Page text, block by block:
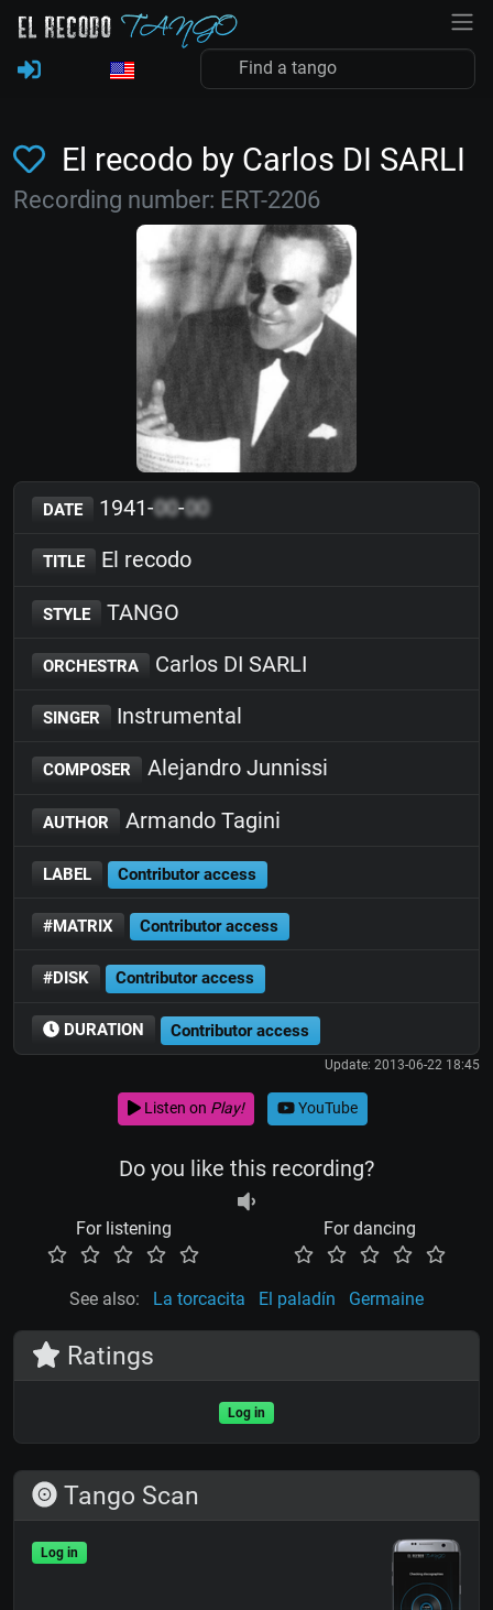
El recodo by Carlos DI SARLI
Recording number: ERT-2206
DATE 1941-00-00
TITLE El recodo
STYLE TANGO
ORCHESTRA Carlos DI SARLI
SINGER Instrumental
COMPOSER Alejandro Junnissi
AUTHOR Armando Tagini
LABEL Contributor access
#MATRIX Contributor access
#DISK Contributor access
DURATION Contributor access
Update: 2013-06-22 18:45
Listen on Play! YouTube
Do you like this recording?
For listening For dancing
See also: La torcacita El paladín Germaine
Ratings
Log in
Tango Scan
Log in